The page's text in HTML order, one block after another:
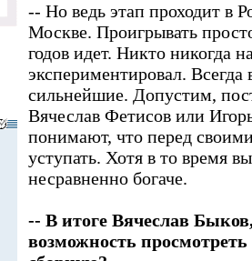
-- Но ведь этап проходит в
Москве. Проигрывать
годов идет. Никто никогда
экспериментировал.
сильнейшие. Допустим,
Вячеслав Фетисов или
понимают, что перед
уступать. Хотя в то время
несравненно богаче.
-- В итоге Вячеслав
возможность